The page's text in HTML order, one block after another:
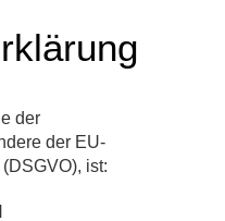
der
der EU-
ist: